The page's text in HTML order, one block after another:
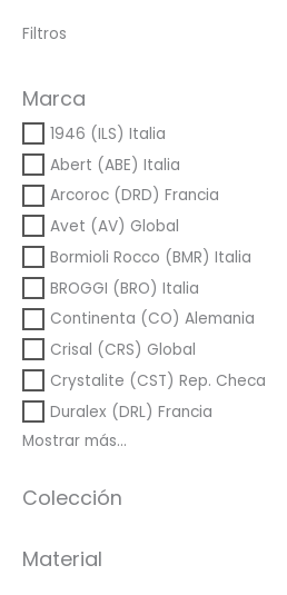
Filtros
Marca
1946 (ILS) Italia
Abert (ABE) Italia
Arcoroc (DRD) Francia
Avet (AV) Global
Bormioli Rocco (BMR) Italia
BROGGI (BRO) Italia
Continenta (CO) Alemania
Crisal (CRS) Global
Crystalite (CST) Rep. Checa
Duralex (DRL) Francia
Mostrar más...
Colección
Material